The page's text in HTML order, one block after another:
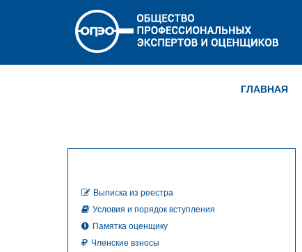
ГЛАВНАЯ
Выписка из реестра
Условия и порядок вступления
Памятка оценщику
Членские взносы